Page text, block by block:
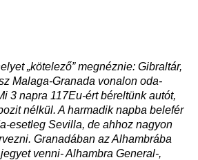
„kötelező” megnéznie: Gibraltár,
Malaga-Granada vonalon oda-
3 napra 117Eu-ért béreltünk autót,
nélkül. A harmadik napba belefér
esetleg Sevilla, de ahhoz nagyon
Granadában az Alhambrába
venni- Alhambra General-,